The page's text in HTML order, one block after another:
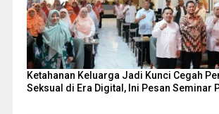
Ketahanan Keluarga Jadi Kunci Cegah
Seksual di Era Digital, Ini Pesan Seminar